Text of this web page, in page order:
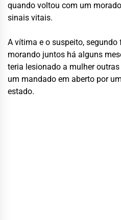
quando voltou com um
sinais vitais.
A vítima e o suspeito,
morando juntos há alguns
teria lesionado a mulher
um mandado em aberto por
estado.